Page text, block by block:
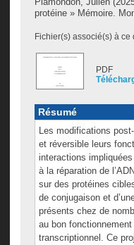
protéine » Mémoire.
Fichier(s) associé(s) à ce
PDF
Résumé
Les modifications
et réversible leurs
interactions
à la réparation de
sur des protéines
de conjugaison et
présents chez de
au bon
transcriptionnel. Ce